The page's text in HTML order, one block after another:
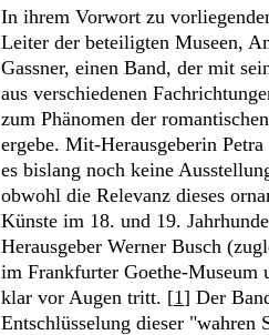
In ihrem Vorwort zu
Leiter der beteiligten Museen,
Gassner, einen Band, der mit
aus verschiedenen
zum Phänomen der
ergebe. Mit-Herausgeberin
es bislang noch keine
obwohl die Relevanz dieses
Künste im 18. und 19.
Herausgeber Werner Busch
im Frankfurter Goethe-Museum
klar vor Augen tritt. [1] Der
Entschlüsselung dieser